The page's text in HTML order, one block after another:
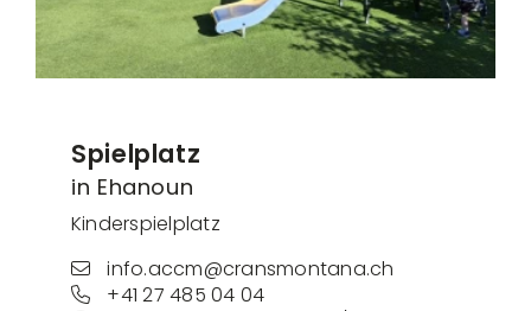
Spielplatz
in Ehanoun
Kinderspielplatz
info.accm@cransmontana.ch
+41 27 485 04 04